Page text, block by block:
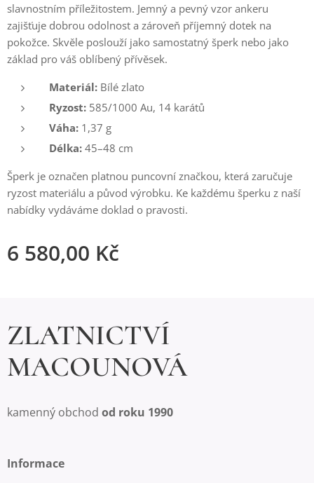
slavnostním příležitostem. Jemný a pevný vzor ankeru
zajišťuje dobrou odolnost a zároveň příjemný dotek na
pokožce. Skvěle poslouží jako samostatný šperk nebo jako
základ pro váš oblíbený přívěsek.
Materiál: Bílé zlato
Ryzost: 585/1000 Au, 14 karátů
Váha: 1,37 g
Délka: 45–48 cm
Šperk je označen platnou puncovní značkou, která zaručuje
ryzost materiálu a původ výrobku. Ke každému šperku z naší
nabídky vydáváme doklad o pravosti.
6 580,00 Kč
ZLATNICTVÍ
MACOUNOVÁ
kamenný obchod od roku 1990
Informace